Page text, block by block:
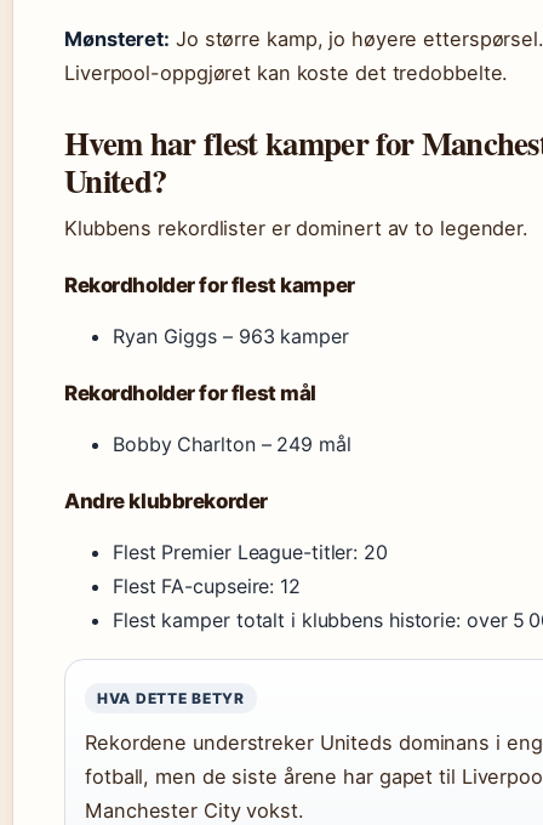
Mønsteret: Jo større kamp, jo høyere
Liverpool-oppgjøret kan koste det tredobbelte.
Hvem har flest kamper for
United?
Klubbens rekordlister er dominert av to legender.
Rekordholder for flest kamper
Ryan Giggs – 963 kamper
Rekordholder for flest mål
Bobby Charlton – 249 mål
Andre klubbrekorder
Flest Premier League-titler: 20
Flest FA-cupseire: 12
Flest kamper totalt i klubbens historie: over 5
HVA DETTE BETYR
Rekordene understreker Uniteds dominans i
fotball, men de siste årene har gapet til
Manchester City vokst.